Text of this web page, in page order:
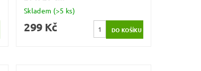
Skladem (>5 ks)
299 Kč